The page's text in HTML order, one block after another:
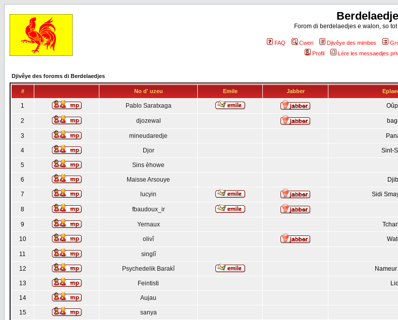
Forom di berdelaedjes e walon, so
FAQ Cweri Djivêye des mimbes
Profil
Lére les messaedjes
Djivêye des foroms di Berdelaedjes
# No d' uzeu Emile Jabber
1 Pablo Saratxaga
2 djozewal
3 mineudaredje
4 Djor Sint-
5 Sins èhowe
6 Maisse Arsouye
7 lucyin Sidi
8 fbaudoux_ir
9 Yernaux
10 olivî
11 singlî
12 Psychedelik Barakî
13 Feintisti
14 Aujau
15 sanya